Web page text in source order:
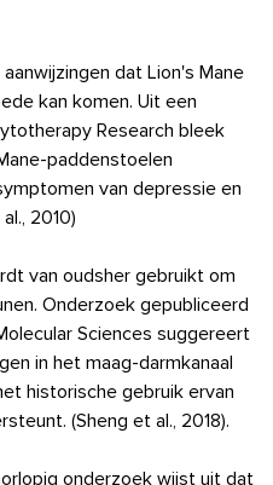
aanwijzingen dat Lion's Mane
kan komen. Uit een
Research bleek
paddenstoelen
van depressie en
2010)
van oudsher gebruikt om
Onderzoek gepubliceerd
Sciences suggereert
in het maag-darmkanaal
historische gebruik ervan
(Sheng et al., 2018).
onderzoek wijst uit dat